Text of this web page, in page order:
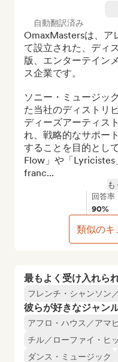
最もよく受け入れら
フレンチ・シャンソン
彼らが好きなジャン
アフロ・ハウス／アマ
チル／ローファイ・ヒ
ダンス・ミュージック
自動翻訳済み
OmaxMastersは、ア
て設立された、ディ
版、エンターテイン
ス企業です。
ソニー・ミュージッ
た当社のディストリ
ディーズアーティス
れ、戦略的なサポー
することを目的とし
Flow」や「
franc...
も
回答率
90%
類似のキ